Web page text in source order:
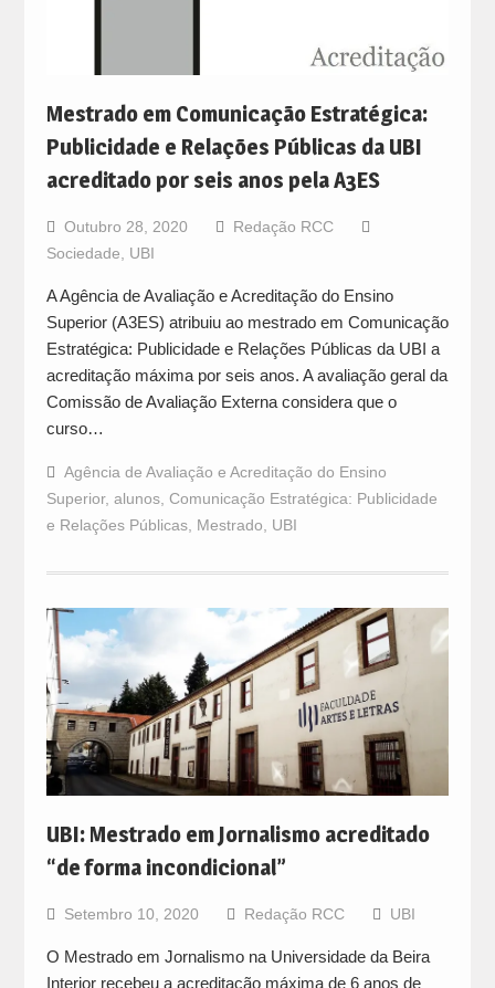
Mestrado em Comunicação Estratégica:
Publicidade e Relações Públicas da UBI
acreditado por seis anos pela A3ES
Outubro 28, 2020
Redação RCC
Sociedade
UBI
A Agência de Avaliação e Acreditação do Ensino
Superior (A3ES) atribuiu ao mestrado em Comunicação
Estratégica: Publicidade e Relações Públicas da UBI a
acreditação máxima por seis anos. A avaliação geral da
Comissão de Avaliação Externa considera que o
curso…
Agência de Avaliação e Acreditação do Ensino
Superior, alunos, Comunicação Estratégica: Publicidade
e Relações Públicas, Mestrado UBI
UBI: Mestrado em Jornalismo acreditado
“de forma incondicional”
Setembro 10, 2020 Redação RCC UBI
O Mestrado em Jornalismo na Universidade da Beira
Interior recebeu a acreditação máxima de 6 anos de